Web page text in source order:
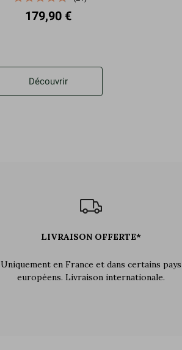
179,90 €
Découvrir
LIVRAISON OFFERTE*
Uniquement en France et dans certains pays
européens. Livraison internationale.